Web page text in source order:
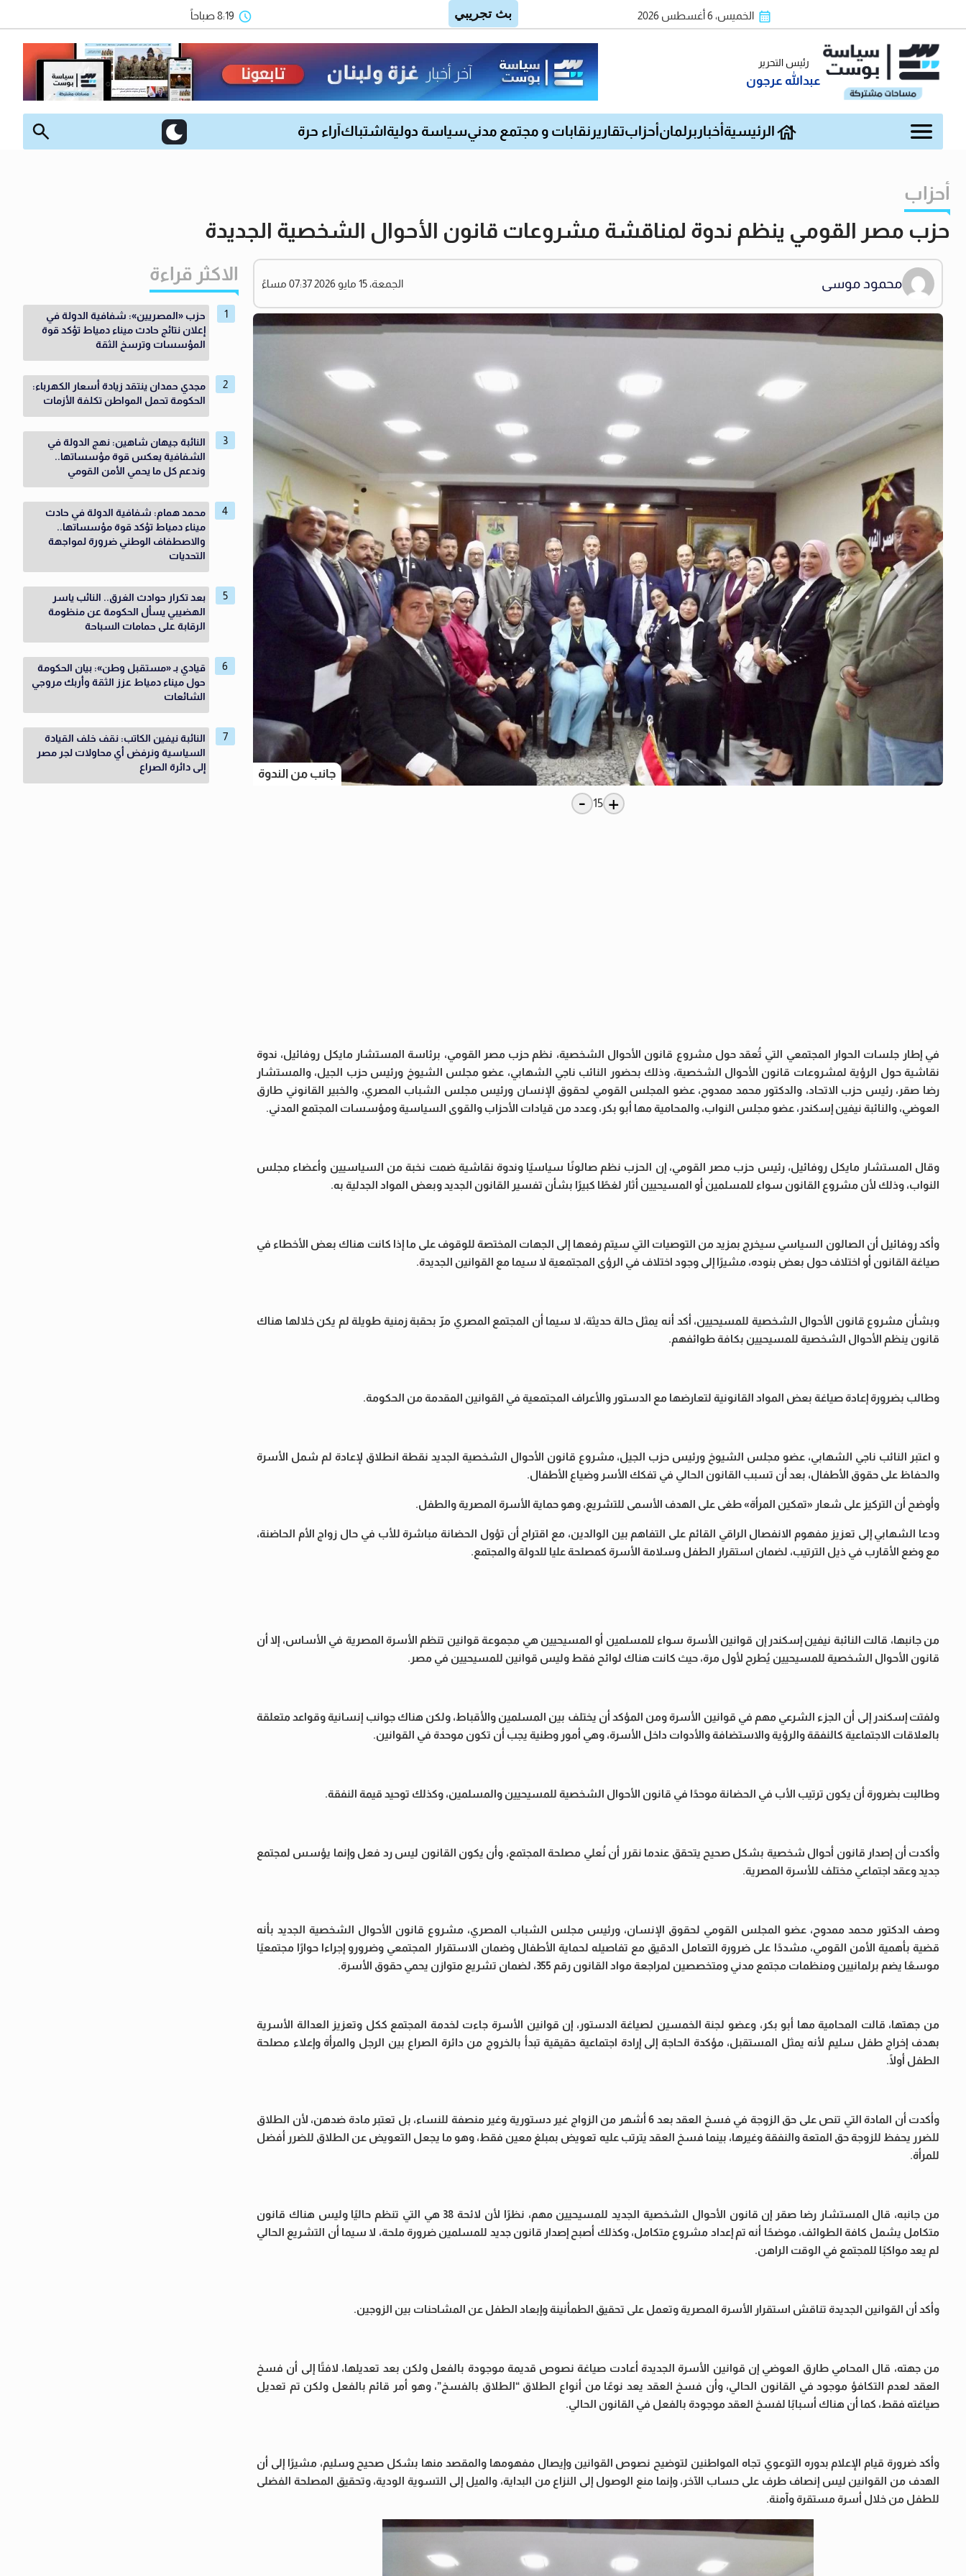
الخميس، 6 أغسطس 2026 8:19 صباحاً
رئيس التحرير
عبدالله عرجون
الرئيسية أخبار برلمان أحزابتقارير نقابات و مجتمع مدنيسياسة دولية اشتباك آراء حرة
أحزاب
حزب مصر القومي ينظم ندوة لمناقشة مشروعات قانون الأحوال الشخصية الجديدة
محمود موسى الجمعة، 15 مايو 2026 07:37 مساءً
جانب من الندوة
+
15
-
في إطار جلسات الحوار المجتمعي التي تُعقد حول مشروع قانون الأحوال الشخصية، نظم حزب مصر القومي، برئاسة المستشار مايكل روفائيل، ندوة
نقاشية حول الرؤية لمشروعات قانون الأحوال الشخصية، وذلك بحضور النائب ناجي الشهابي، عضو مجلس الشيوخ ورئيس حزب الجيل، والمستشار
رضا صقر، رئيس حزب الاتحاد، والدكتور محمد ممدوح، عضو المجلس القومي لحقوق الإنسان ورئيس مجلس الشباب المصري، والخبير القانوني طارق
العوضي، والنائبة نيفين إسكندر، عضو مجلس النواب، والمحامية مها أبو بكر، وعدد من قيادات الأحزاب والقوى السياسية ومؤسسات المجتمع المدني.
وقال المستشار مايكل روفائيل، رئيس حزب مصر القومي، إن الحزب نظم صالونًا سياسيًا وندوة نقاشية ضمت نخبة من السياسيين وأعضاء مجلس
النواب، وذلك لأن مشروع القانون سواء للمسلمين أو المسيحيين أثار لغطًا كبيرًا بشأن تفسير القانون الجديد وبعض المواد الجدلية به.
وأكد روفائيل أن الصالون السياسي سيخرج بمزيد من التوصيات التي سيتم رفعها إلى الجهات المختصة للوقوف على ما إذا كانت هناك بعض الأخطاء في
صياغة القانون أو اختلاف حول بعض بنوده، مشيرًا إلى وجود اختلاف في الرؤى المجتمعية لا سيما مع القوانين الجديدة.
وبشأن مشروع قانون الأحوال الشخصية للمسيحيين، أكد أنه يمثل حالة حديثة، لا سيما أن المجتمع المصري مرّ بحقبة زمنية طويلة لم يكن خلالها هناك
قانون ينظم الأحوال الشخصية للمسيحيين بكافة طوائفهم.
وطالب بضرورة إعادة صياغة بعض المواد القانونية لتعارضها مع الدستور والأعراف المجتمعية في القوانين المقدمة من الحكومة.
و اعتبر النائب ناجي الشهابي، عضو مجلس الشيوخ ورئيس حزب الجيل، مشروع قانون الأحوال الشخصية الجديد نقطة انطلاق لإعادة لم شمل الأسرة
والحفاظ على حقوق الأطفال، بعد أن تسبب القانون الحالي في تفكك الأسر وضياع الأطفال.
وأوضح أن التركيز على شعار «تمكين المرأة» طغى على الهدف الأسمى للتشريع، وهو حماية الأسرة المصرية والطفل.
ودعا الشهابي إلى تعزيز مفهوم الانفصال الراقي القائم على التفاهم بين الوالدين، مع اقتراح أن تؤول الحضانة مباشرة للأب في حال زواج الأم الحاضنة،
مع وضع الأقارب في ذيل الترتيب، لضمان استقرار الطفل وسلامة الأسرة كمصلحة عليا للدولة والمجتمع.
من جانبها، قالت النائبة نيفين إسكندر إن قوانين الأسرة سواء للمسلمين أو المسيحيين هي مجموعة قوانين تنظم الأسرة المصرية في الأساس، إلا أن
قانون الأحوال الشخصية للمسيحيين يُطرح لأول مرة، حيث كانت هناك لوائح فقط وليس قوانين للمسيحيين في مصر.
ولفتت إسكندر إلى أن الجزء الشرعي مهم في قوانين الأسرة ومن المؤكد أن يختلف بين المسلمين والأقباط، ولكن هناك جوانب إنسانية وقواعد متعلقة
بالعلاقات الاجتماعية كالنفقة والرؤية والاستضافة والأدوات داخل الأسرة، وهي أمور وطنية يجب أن تكون موحدة في القوانين.
وطالبت بضرورة أن يكون ترتيب الأب في الحضانة موحدًا في قانون الأحوال الشخصية للمسيحيين والمسلمين، وكذلك توحيد قيمة النفقة.
وأكدت أن إصدار قانون أحوال شخصية بشكل صحيح يتحقق عندما نقرر أن نُعلي مصلحة المجتمع، وأن يكون القانون ليس رد فعل وإنما يؤسس لمجتمع
جديد وعقد اجتماعي مختلف للأسرة المصرية.
وصف الدكتور محمد ممدوح، عضو المجلس القومي لحقوق الإنسان، ورئيس مجلس الشباب المصري، مشروع قانون الأحوال الشخصية الجديد بأنه
قضية بأهمية الأمن القومي، مشددًا على ضرورة التعامل الدقيق مع تفاصيله لحماية الأطفال وضمان الاستقرار المجتمعي وضرورو إجراءا حوارًا مجتمعيًا
موسعًا يضم برلمانيين ومنظمات مجتمع مدني ومتخصصين لمراجعة مواد القانون رقم 355، لضمان تشريع متوازن يحمي حقوق الأسرة.
من جهتها، قالت المحامية مها أبو بكر، وعضو لجنة الخمسين لصياغة الدستور، إن قوانين الأسرة جاءت لخدمة المجتمع ككل وتعزيز العدالة الأسرية
بهدف إخراج طفل سليم لأنه يمثل المستقبل، مؤكدة الحاجة إلى إرادة اجتماعية حقيقية تبدأ بالخروج من دائرة الصراع بين الرجل والمرأة وإعلاء مصلحة
الطفل أولًا.
وأكدت أن المادة التي تنص على حق الزوجة في فسخ العقد بعد 6 أشهر من الزواج غير دستورية وغير منصفة للنساء، بل تعتبر مادة ضدهن، لأن الطلاق
للضرر يحفظ للزوجة حق المتعة والنفقة وغيرها، بينما فسخ العقد يترتب عليه تعويض بمبلغ معين فقط، وهو ما يجعل التعويض عن الطلاق للضرر أفضل
للمرأة.
من جانبه، قال المستشار رضا صقر إن قانون الأحوال الشخصية الجديد للمسيحيين مهم، نظرًا لأن لائحة 38 هي التي تنظم حاليًا وليس هناك قانون
متكامل يشمل كافة الطوائف، موضحًا أنه تم إعداد مشروع متكامل، وكذلك أصبح إصدار قانون جديد للمسلمين ضرورة ملحة، لا سيما أن التشريع الحالي
لم يعد مواكبًا للمجتمع في الوقت الراهن.
وأكد أن القوانين الجديدة تناقش استقرار الأسرة المصرية وتعمل على تحقيق الطمأنينة وإبعاد الطفل عن المشاحنات بين الزوجين.
من جهته، قال المحامي طارق العوضي إن قوانين الأسرة الجديدة أعادت صياغة نصوص قديمة موجودة بالفعل ولكن بعد تعديلها، لافتًا إلى أن فسخ
العقد لعدم التكافؤ موجود في القانون الحالي، وأن فسخ العقد يعد نوعًا من أنواع الطلاق “الطلاق بالفسخ”، وهو أمر قائم بالفعل ولكن تم تعديل
صياغته فقط، كما أن هناك أسبابًا لفسخ العقد موجودة بالفعل في القانون الحالي.
وأكد ضرورة قيام الإعلام بدوره التوعوي تجاه المواطنين لتوضيح نصوص القوانين وإيصال مفهومها والمقصد منها بشكل صحيح وسليم، مشيرًا إلى أن
الهدف من القوانين ليس إنصاف طرف على حساب الآخر، وإنما منع الوصول إلى النزاع من البداية، والميل إلى التسوية الودية، وتحقيق المصلحة الفضلى
للطفل من خلال أسرة مستقرة وآمنة.
الاكثر قراءة
حزب «المصريين»: شفافية الدولة في
إعلان نتائج حادث ميناء دمياط تؤكد قوة
المؤسسات وترسخ الثقة
مجدي حمدان ينتقد زيادة أسعار الكهرباء:
الحكومة تحمل المواطن تكلفة الأزمات
النائبة جيهان شاهين: نهج الدولة في
الشفافية يعكس قوة مؤسساتها..
وندعم كل ما يحمي الأمن القومي
محمد همام: شفافية الدولة في حادث
ميناء دمياط تؤكد قوة مؤسساتها..
والاصطفاف الوطني ضرورة لمواجهة
التحديات
بعد تكرار حوادث الغرق.. النائب ياسر
الهضيبي يسأل الحكومة عن منظومة
الرقابة على حمامات السباحة
قيادي بـ «مستقبل وطن»: بيان الحكومة
حول ميناء دمياط عزز الثقة وأربك مروجي
الشائعات
النائبة نيفين الكاتب: نقف خلف القيادة
السياسية ونرفض أي محاولات لجر مصر
إلى دائرة الصراع